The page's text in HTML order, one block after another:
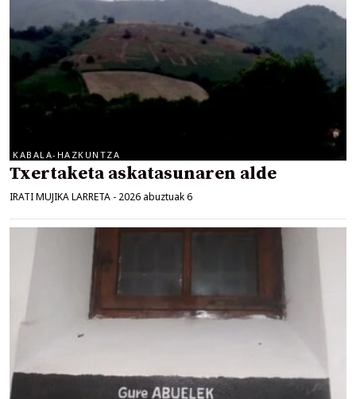
KABALA-HAZKUNTZA
Txertaketa askatasunaren alde
IRATI MUJIKA LARRETA - 2026 abuztuak 6